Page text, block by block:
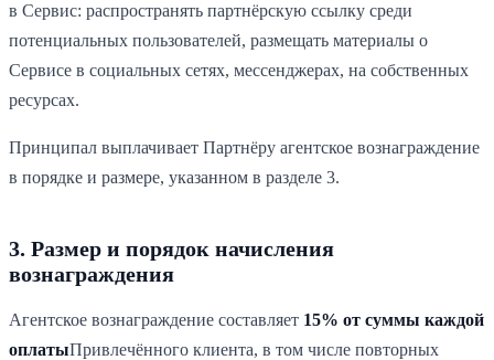
в Сервис: распространять партнёрскую ссылку среди
потенциальных пользователей, размещать материалы о
Сервисе в социальных сетях, мессенджерах, на собственных
ресурсах.
Принципал выплачивает Партнёру агентское вознаграждение
в порядке и размере, указанном в разделе 3.
3. Размер и порядок начисления
вознаграждения
Агентское вознаграждение составляет 15% от суммы каждой
оплатыПривлечённого клиента, в том числе повторных